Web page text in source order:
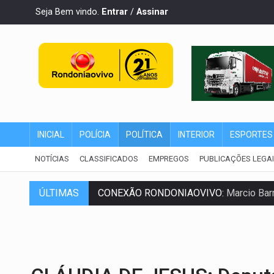
Seja Bem vindo. Entrar / Assinar
INICIAL POLÍCIA POLÍTICA INTERIOR ESPORTES
NOTÍCIAS CLASSIFICADOS EMPREGOS PUBLICAÇÕES
ÚLTIMAS CONEXÃO RONDONIAOVIVO: Marcio
Vilhena realiza